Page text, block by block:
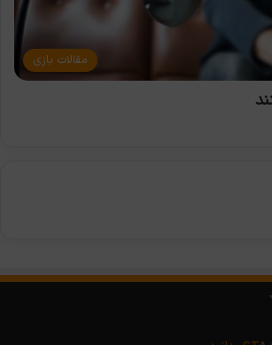
مقالات بازی